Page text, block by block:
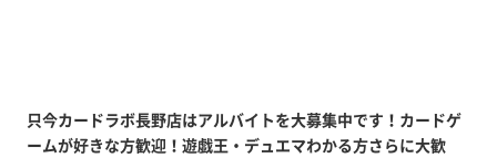
只今カードラボ長野店はアルバイトを大募集中です！カードゲ
ームが好きな方歓迎！遊戯王・デュエマわかる方さらに大歓